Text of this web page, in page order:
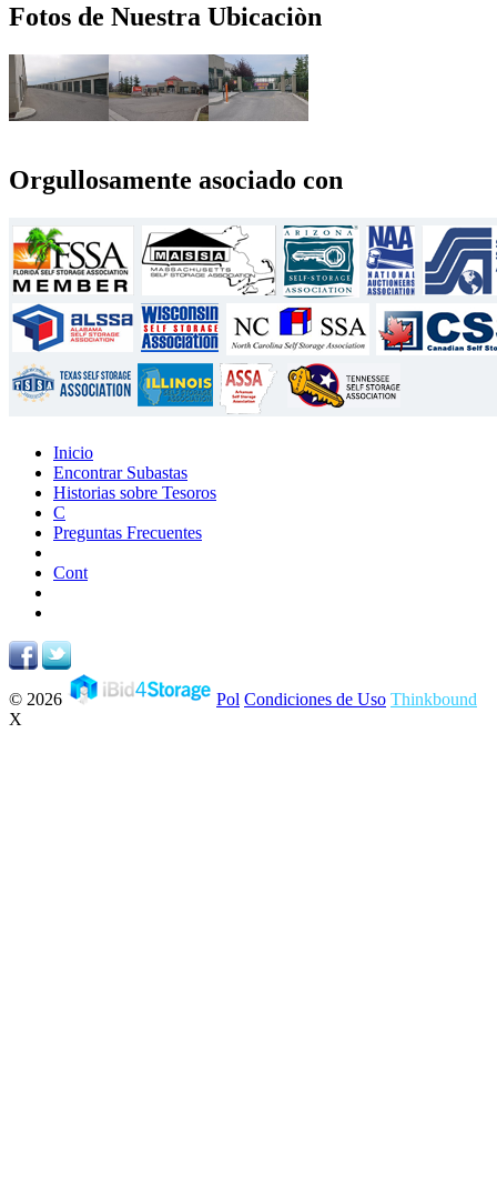
Fotos de Nuestra Ubicaciòn
Orgullosamente asociado con
Inicio
Encontrar Subastas
Historias sobre Tesoros
C
Preguntas Frecuentes
Cont
© 2026 Pol Condiciones de Uso Thinkbound
X